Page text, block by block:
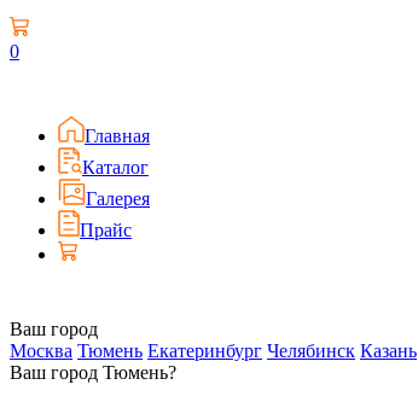
0
Главная
Каталог
Галерея
Прайс
Ваш город
Москва Тюмень Екатеринбург Челябинск Казань
Ваш город Тюмень?